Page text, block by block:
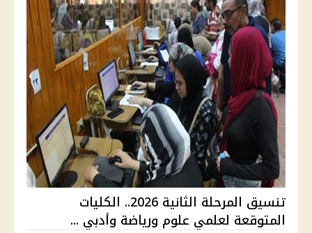
تنسيق المرحلة الثانية 2026.. الكليات
المتوقعة لعلمي علوم ورياضة وأدبي ...